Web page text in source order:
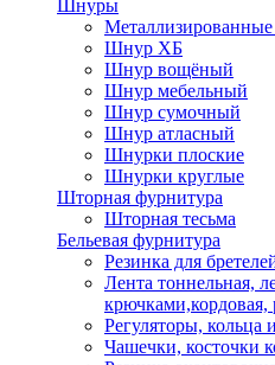
Шнуры
Шнур ХБ
Шнур вощёный
Шнур мебельный
Шнур сумочный
Шнур атласный
Шнурки плоские
Шнурки круглые
Шторная фурнитура
Шторная тесьма
Бельевая фурнитура
Резинка для
Лента тоннельная,
крючками,кордовая,
Регуляторы, кольца
Чашечки, косточки